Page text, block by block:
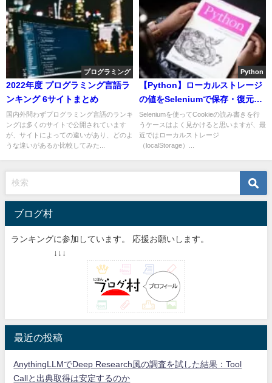
プログラミング
2022年度 プログラミング言語ラ
ンキング 6サイトまとめ
国内外問わずプログラミング言語のランキ
ングは多くのサイトで公開されています
が、サイトによっての違いがあり、どのよ
うな違いがあるか比較してみた...
Python
【Python】ローカルストレージ
の値をSeleniumで保存・復元す
る方法
Seleniumを使ってCookieの読み書きを行
うケースはよく見かけると思いますが、最
近ではローカルストレージ
（localStorage）...
ブログ村
ランキングに参加しています。 応援お願いします。
↓↓↓
最近の投稿
AnythingLLMでDeep Research風の調査を試した結果：Tool
Callと出典取得は安定するのか